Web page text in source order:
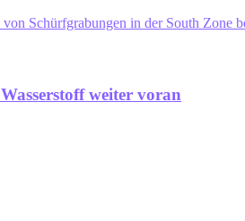
Schürfgrabungen in der South Zone
weiter voran